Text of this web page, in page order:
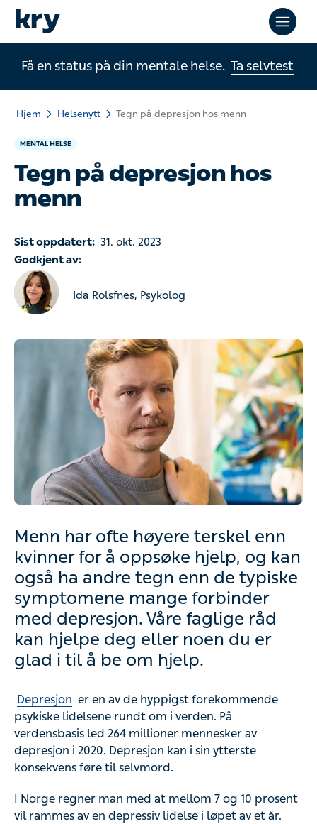
Få en status på din mentale helse. Ta selvtest
Hjem Helsenytt Tegn på depresjon hos menn
MENTAL HELSE
Tegn på depresjon hos
menn
Sist oppdatert: 31. okt. 2023
Godkjent av:
Ida Rolsfnes, Psykolog
Menn har ofte høyere terskel enn
kvinner for å oppsøke hjelp, og kan
også ha andre tegn enn de typiske
symptomene mange forbinder
med depresjon. Våre faglige råd
kan hjelpe deg eller noen du er
glad i til å be om hjelp.
Depresjon er en av de hyppigst forekommende
psykiske lidelsene rundt om i verden. På
verdensbasis led 264 millioner mennesker av
depresjon i 2020. Depresjon kan i sin ytterste
konsekvens føre til selvmord.
I Norge regner man med at mellom 7 og 10 prosent
vil rammes av en depressiv lidelse i løpet av et år.